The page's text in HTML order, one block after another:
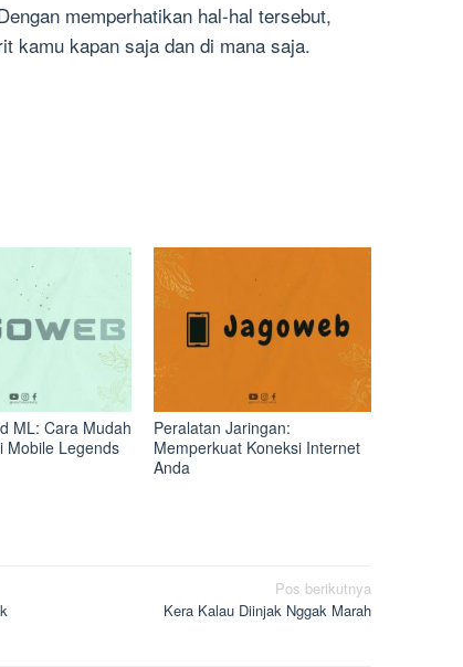
memperhatikan hal-hal tersebut,
kamu kapan saja dan di mana saja.
ML: Cara Mudah
Mobile Legends
Peralatan Jaringan:
Memperkuat Koneksi Internet
Anda
Pos berikutnya
Kera Kalau Diinjak Nggak Marah